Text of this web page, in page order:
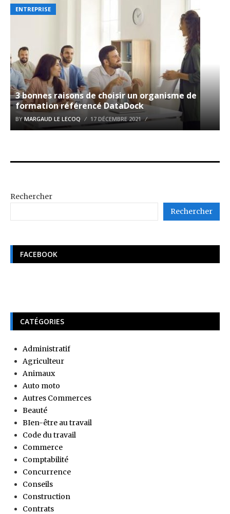
ENTREPRISE
3 bonnes raisons de choisir un organisme de
formation référencé DataDock
BYMARGAUD LE LECOQ 17 DÉCEMBRE 2021
Rechercher
Rechercher
FACEBOOK
CATÉGORIES
Administratif
Agriculteur
Animaux
Auto moto
Autres Commerces
Beauté
BIen-être au travail
Code du travail
Commerce
Comptabilité
Concurrence
Conseils
Construction
Contrats